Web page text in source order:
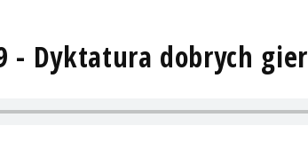
- Dyktatura dobrych gier